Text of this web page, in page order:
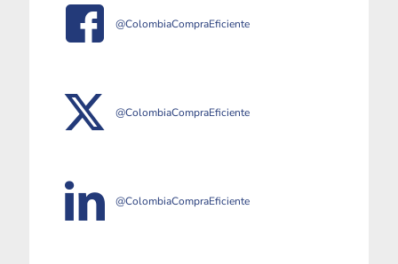
@ColombiaCompraEficiente
@ColombiaCompraEficiente
@ColombiaCompraEficiente